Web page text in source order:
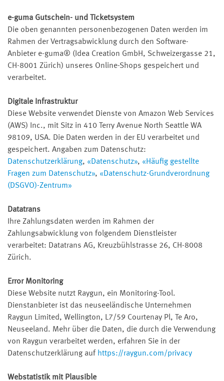
e-guma Gutschein- und Ticketsystem
Die oben genannten personenbezogenen Daten werden im
Rahmen der Vertragsabwicklung durch den Software-
Anbieter e-guma® (Idea Creation GmbH, Schweizergasse 21,
CH-8001 Zürich) unseres Online-Shops gespeichert und
verarbeitet.
Digitale Infrastruktur
Diese Website verwendet Dienste von Amazon Web Services
(AWS) Inc., mit Sitz in 410 Terry Avenue North Seattle WA
98109, USA. Die Daten werden in der EU verarbeitet und
gespeichert. Angaben zum Datenschutz:
Datenschutzerklärung, «Datenschutz», «Häufig gestellte
Fragen zum Datenschutz», «Datenschutz-Grundverordnung
(DSGVO)-Zentrum»
Datatrans
Ihre Zahlungsdaten werden im Rahmen der
Zahlungsabwicklung von folgendem Dienstleister
verarbeitet: Datatrans AG, Kreuzbühlstrasse 26, CH-8008
Zürich.
Error Monitoring
Diese Website nutzt Raygun, ein Monitoring-Tool.
Dienstanbieter ist das neuseeländische Unternehmen
Raygun Limited, Wellington, L7/59 Courtenay Pl, Te Aro,
Neuseeland. Mehr über die Daten, die durch die Verwendung
von Raygun verarbeitet werden, erfahren Sie in der
Datenschutzerklärung auf https://raygun.com/privacy
Webstatistik mit Plausible